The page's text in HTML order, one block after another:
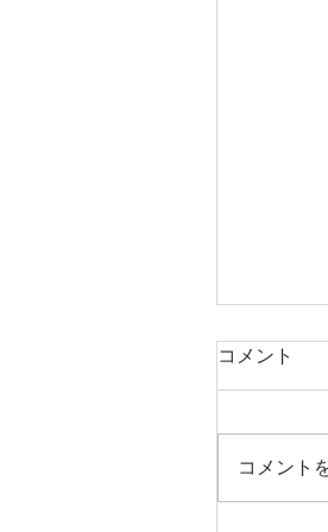
移転の
店舗移転
楽城
ビン
コメント
コメント